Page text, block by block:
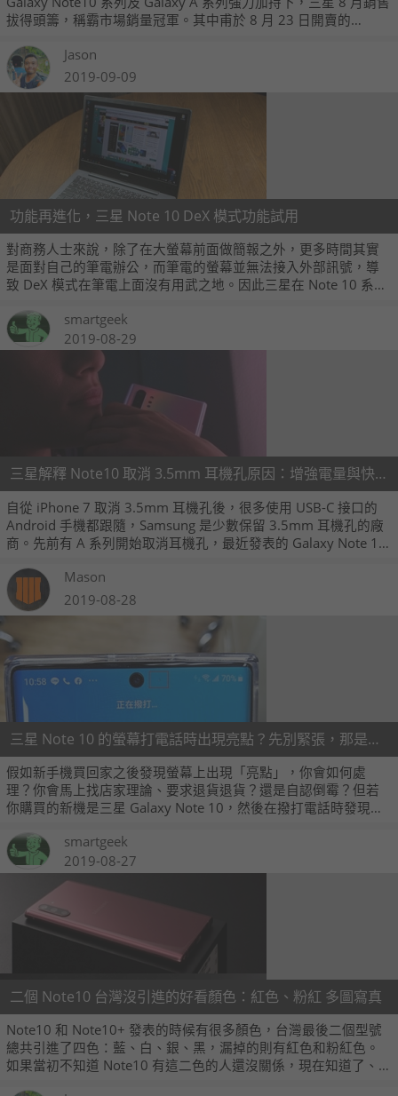
拔得頭籌，稱霸市場銷量冠軍。其中甫於 8 月 23 日開賣的
旗艦單機銷售排行第一。
Jason
2019-09-09
功能再進化，三星 Note 10 DeX 模式功能試用
對商務人士來說，除了在大螢幕前面做簡報之外，更多時間其實
是面對自己的筆電辦公，而筆電的螢幕並無法接入外部訊號，導
致 DeX 模式在筆電上面沒有用武之地。因此三星在 Note 10 系列
smartgeek
2019-08-29
三星解釋 Note10 取消 3.5mm 耳機孔原因：增強電量與快充
自從 iPhone 7 取消 3.5mm 耳機孔後，很多使用 USB-C 接口的
Android 手機都跟隨，Samsung 是少數保留 3.5mm 耳機孔的廠
商。先前有 A 系列開始取消耳機孔，最近發表的 Galaxy Note 10
機，也是 Galaxy S 與 Note 近十年來首次這樣做。
Mason
2019-08-28
三星 Note 10 的螢幕打電話時出現亮點？先別緊張，那是距離感應器啦
假如新手機買回家之後發現螢幕上出現「亮點」，你會如何處
理？你會馬上找店家理論、要求退貨退貨？還是自認倒霉？但若
你購買的新機是三星 Galaxy Note 10，然後在撥打電話時發現螢
啦。
smartgeek
2019-08-27
二個 Note10 台灣沒引進的好看顏色：紅色、粉紅 多圖寫真
Note10 和 Note10+ 發表的時候有很多顏色，台灣最後二個型號
總共引進了四色：藍、白、銀、黑，漏掉的則有紅色和粉紅色。
如果當初不知道 Note10 有這二色的人還沒關係，現在知道了、